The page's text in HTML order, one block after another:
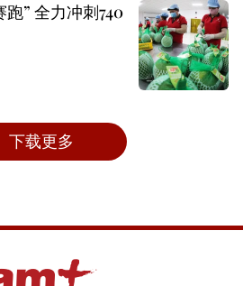
” 全力冲刺740
下载更多